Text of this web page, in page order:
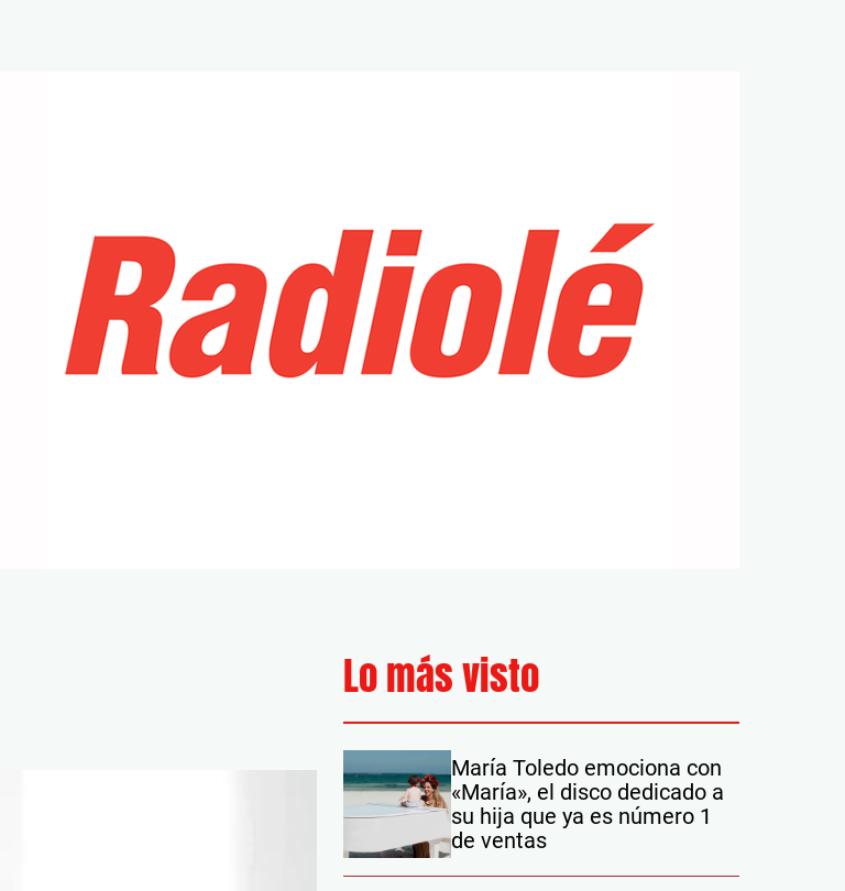
Lo más visto
María Toledo emociona con
«María», el disco dedicado a
su hija que ya es número 1
de ventas